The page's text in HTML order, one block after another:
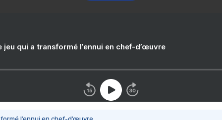
jeu qui a transformé l’ennui en chef-d’œuvre